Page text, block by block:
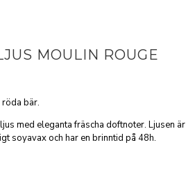
MOULIN ROUGE
bär.
med eleganta fräscha doftnoter. Ljusen är
soyavax och har en brinntid på 48h.